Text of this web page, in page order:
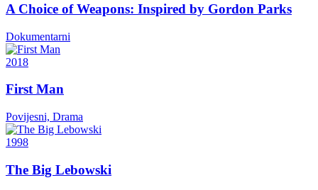
A Choice of Weapons: Inspired by Gordon Parks
Dokumentarni
2018
First Man
Povijesni, Drama
1998
The Big Lebowski